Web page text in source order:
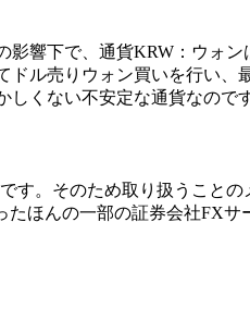
響下で、通貨KRW：ウォ
ル売りウォン買いを行い
くない不安定な通貨なので
。そのため取り扱うこと
たほんの一部の証券会社FX